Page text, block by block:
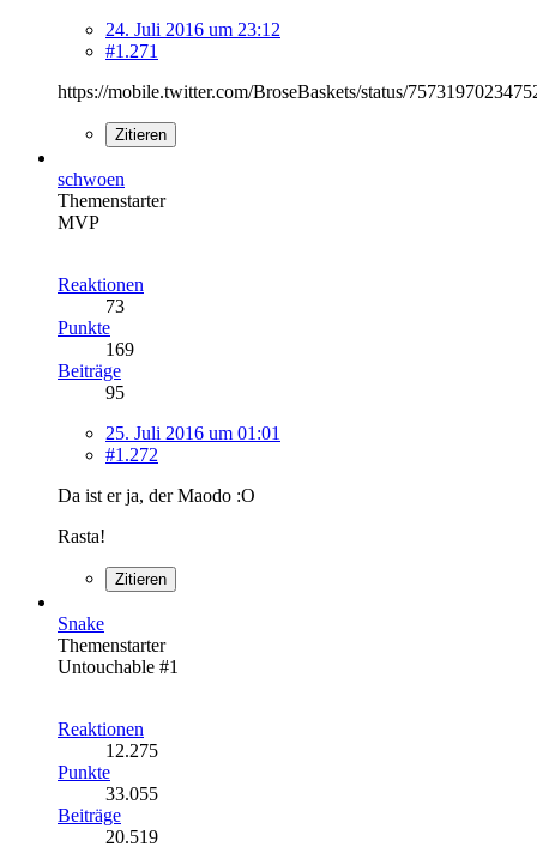
24. Juli 2016 um 23:12
#1.271
https://mobile.twitter.com/BroseBaskets/status/
Zitieren
schwoen
Themenstarter
MVP
Reaktionen
73
Punkte
169
Beiträge
95
25. Juli 2016 um 01:01
#1.272
Da ist er ja, der Maodo :O
Rasta!
Zitieren
Snake
Themenstarter
Untouchable #1
Reaktionen
12.275
Punkte
33.055
Beiträge
20.519